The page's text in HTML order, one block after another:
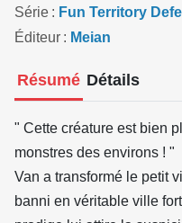
Série
Fun Territory
Éditeur
Meian
Résumé Détails
" Cette créature est bien
monstres des environs ! "
Van a transformé le petit
banni en véritable ville